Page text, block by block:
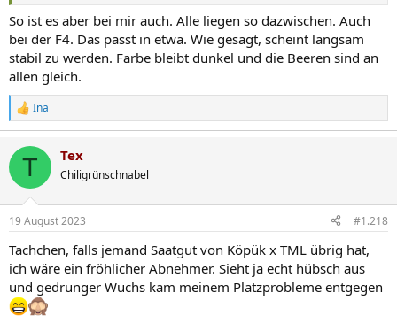
So ist es aber bei mir auch. Alle liegen so dazwischen. Auch
bei der F4. Das passt in etwa. Wie gesagt, scheint langsam
stabil zu werden. Farbe bleibt dunkel und die Beeren sind an
allen gleich.
R
e
k
i
e
:
Ina
T Tex
Chiligrünschnabel
19 August 2023 #1.218
Tachchen, falls jemand Saatgut von Köpük x TML übrig hat,
ich wäre ein fröhlicher Abnehmer. Sieht ja echt hübsch aus
und gedrunger Wuchs kam meinem Platzprobleme entgegen